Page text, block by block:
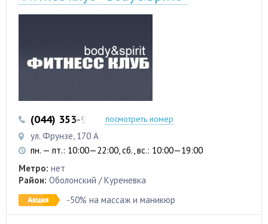
(044) 353-95-40 (093) 840-82-38
посмотреть номер
ул. Фрунзе, 170 А
пн. — пт.: 10:00—22:00, сб., вс.: 10:00—19:00
Метро: нет
Район: Оболонский / Куреневка
-50% на массаж и маникюр